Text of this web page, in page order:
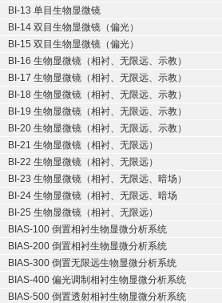
BI-13 单目生物显微镜
BI-14 双目生物显微镜（偏光）
BI-15 双目生物显微镜（偏光）
BI-16 生物显微镜（相衬、无限远、示教）
BI-17 生物显微镜（相衬、无限远、示教）
BI-18 生物显微镜（相衬、无限远、示教）
BI-19 生物显微镜（相衬、无限远、示教）
BI-20 生物显微镜（相衬、无限远、示教）
BI-21 生物显微镜（相衬、无限远）
BI-22 生物显微镜（相衬、无限远）
BI-23 生物显微镜（相衬、无限远、暗场）
BI-24 生物显微镜（相衬、无限远、暗场
BI-25 生物显微镜（相衬、无限远）
BIAS-100 倒置相衬生物显微分析系统
BIAS-200 倒置相衬生物显微分析系统
BIAS-300 倒置无限远生物显微分析系统
BIAS-400 偏光调制相衬生物显微分析系统
BIAS-500 倒置透射相衬生物显微分析系统